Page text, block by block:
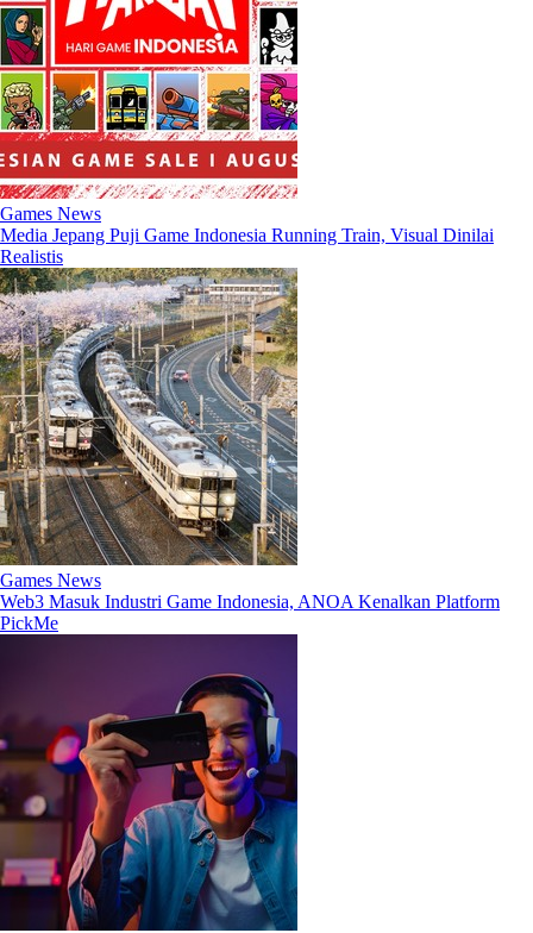
Games News
Media Jepang Puji Game Indonesia Running Train, Visual Dinilai
Realistis
Games News
Web3 Masuk Industri Game Indonesia, ANOA Kenalkan Platform
PickMe